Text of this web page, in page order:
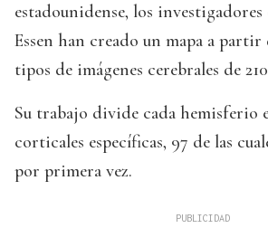
estadounidense, los
Essen han creado un mapa a
tipos de imágenes cerebrales de
Su trabajo divide cada hemisferio
corticales específicas, 97 de las
por primera vez.